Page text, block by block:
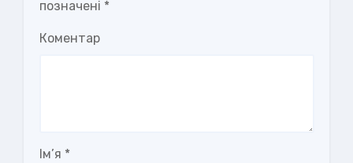
позначені *
Коментар
Ім’я *